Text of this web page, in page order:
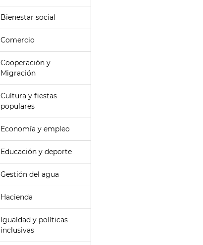
Bienestar social
Comercio
Cooperación y
Migración
Cultura y fiestas
populares
Economía y empleo
Educación y deporte
Gestión del agua
Hacienda
Igualdad y políticas
inclusivas